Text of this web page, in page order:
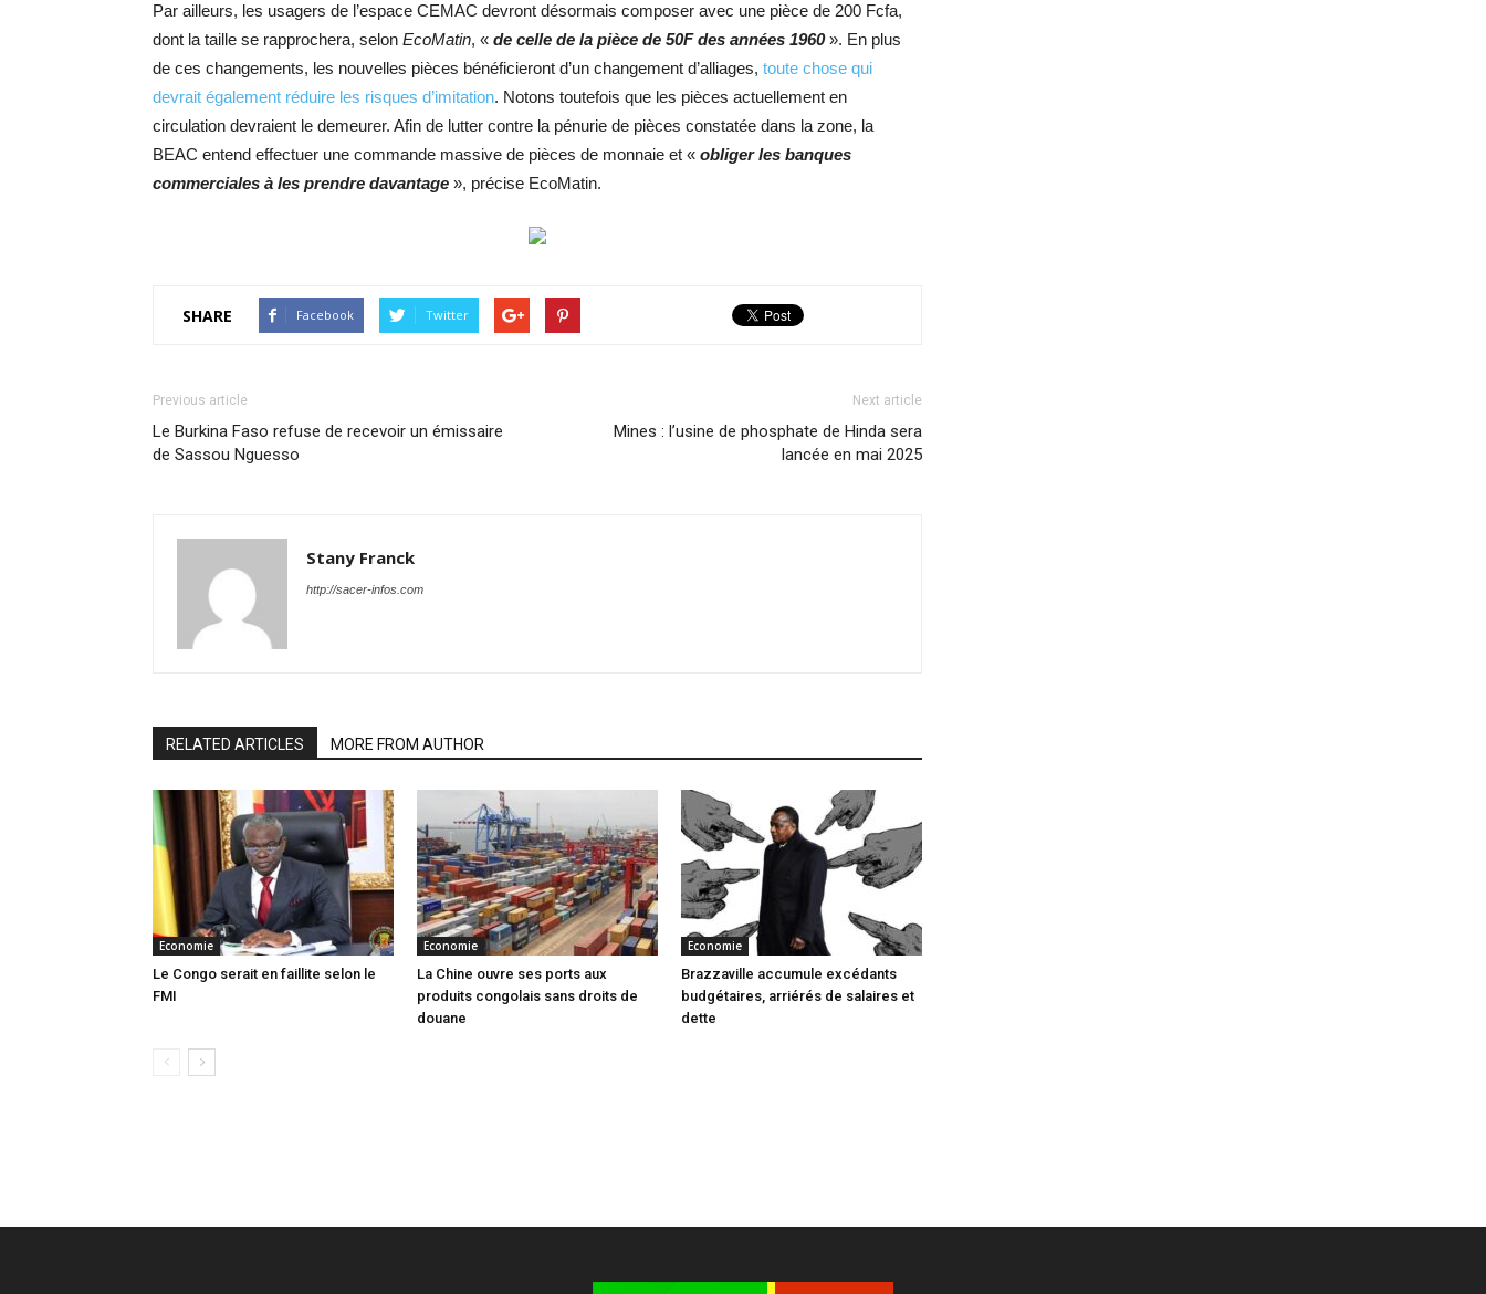
Par ailleurs, les usagers de l’espace CEMAC devront désormais composer avec une pièce de 200 Fcfa,
dont la taille se rapprochera, selon EcoMatin, « de celle de la pièce de 50F des années 1960». En plus
de ces changements, les nouvelles pièces bénéficieront d’un changement d’alliages, toute chose qui
devrait également réduire les risques d’imitation. Notons toutefois que les pièces actuellement en
circulation devraient le demeurer. Afin de lutter contre la pénurie de pièces constatée dans la zone, la
BEAC entend effectuer une commande massive de pièces de monnaie et « obliger les banques
commerciales à les prendre davantage », précise EcoMatin.
SHARE Facebook Twitter
Previous article
Le Burkina Faso refuse de recevoir un émissaire
de Sassou Nguesso
Next article
Mines : l’usine de phosphate de Hinda sera
lancée en mai 2025
Stany Franck
http://sacer-infos.com
RELATED ARTICLES MORE FROM AUTHOR
Economie
Le Congo serait en faillite selon le
FMI
Economie
La Chine ouvre ses ports aux
produits congolais sans droits de
douane
Economie
Brazzaville accumule excédants
budgétaires, arriérés de salaires et
dette